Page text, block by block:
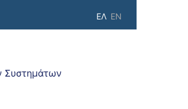
EN
ΕΛ
Συστημάτων